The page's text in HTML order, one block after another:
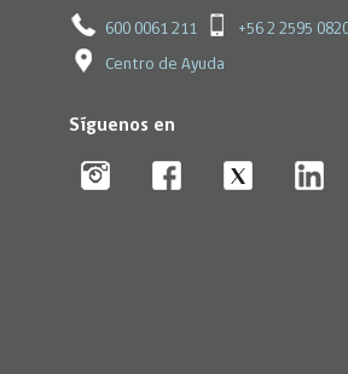
600 0061 211 +56 2 2595
Centro de Ayuda
Síguenos en